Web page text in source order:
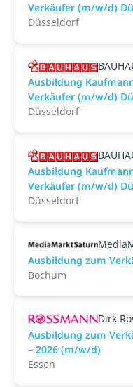
Verkäufer (m/w/d)
Düsseldorf
Ausbildung
Verkäufer (m/w/d)
Düsseldorf
Ausbildung
Verkäufer (m/w/d)
Düsseldorf
Ausbildung zum
Bochum
Dirk
Ausbildung zum
– 2026 (m/w/d)
Essen